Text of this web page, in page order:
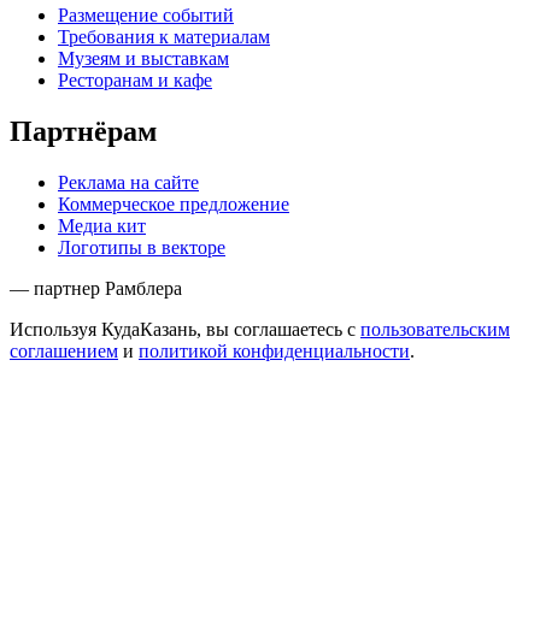
Размещение событий
Требования к материалам
Музеям и выставкам
Ресторанам и кафе
Партнёрам
Реклама на сайте
Коммерческое предложение
Медиа кит
Логотипы в векторе
— партнер Рамблера
Используя КудаКазань, вы соглашаетесь с пользовательским
соглашением и политикой конфиденциальности.